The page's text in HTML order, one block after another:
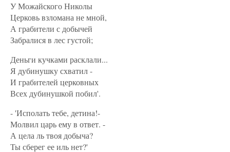
У Можайского Николы
Церковь взломана не мной,
А грабители с добычей
Забралися в лес густой;
Деньги кучками расклали...
Я дубинушку схватил -
И грабителей церковных
Всех дубинушкой побил'.
- 'Исполать тебе, детина!-
Молвил царь ему в ответ. -
А цела ль твоя добыча?
Ты сберег ее иль нет?'